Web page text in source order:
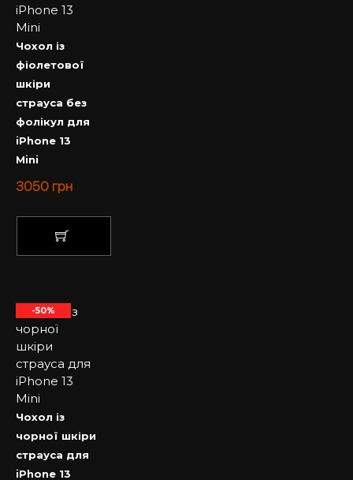
Чохол із
фіолетової
шкіри
страуса без
фолікул для
iPhone 13
Mini
3050 грн
-50%
Чохол із
чорної шкіри
страуса для
iPhone 13